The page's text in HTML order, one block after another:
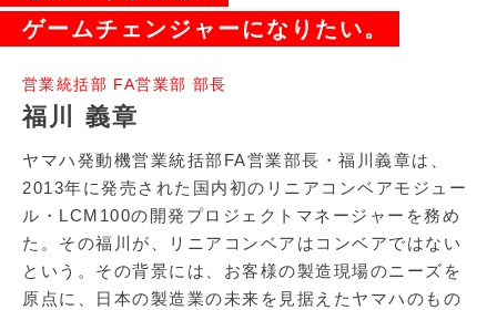
ゲームチェンジャーになりたい。
営業統括部 FA営業部 部長
福川 義章
ヤマハ発動機営業統括部FA営業部長・福川義章は、
2013年に発売された国内初のリニアコンベアモジュー
ル・LCM100の開発プロジェクトマネージャーを務め
た。その福川が、リニアコンベアはコンベアではない
という。その背景には、お客様の製造現場のニーズを
原点に、日本の製造業の未来を見据えたヤマハのもの